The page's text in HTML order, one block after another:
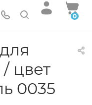
0
цвет
0035